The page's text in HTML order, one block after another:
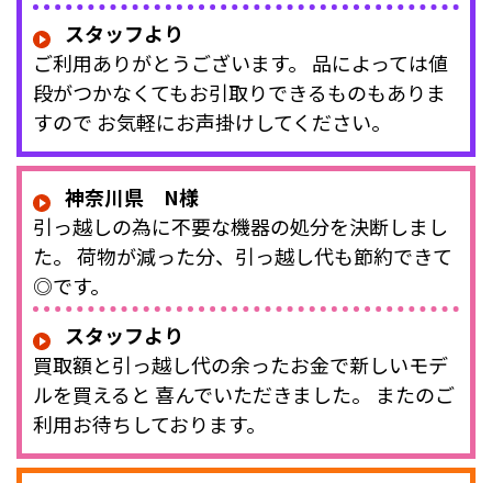
スタッフより
ご利用ありがとうございます。 品によっては値
段がつかなくてもお引取りできるものもありま
すので お気軽にお声掛けしてください。
神奈川県 N様
引っ越しの為に不要な機器の処分を決断しまし
た。 荷物が減った分、引っ越し代も節約できて
◎です。
スタッフより
買取額と引っ越し代の余ったお金で新しいモデ
ルを買えると 喜んでいただきました。 またのご
利用お待ちしております。